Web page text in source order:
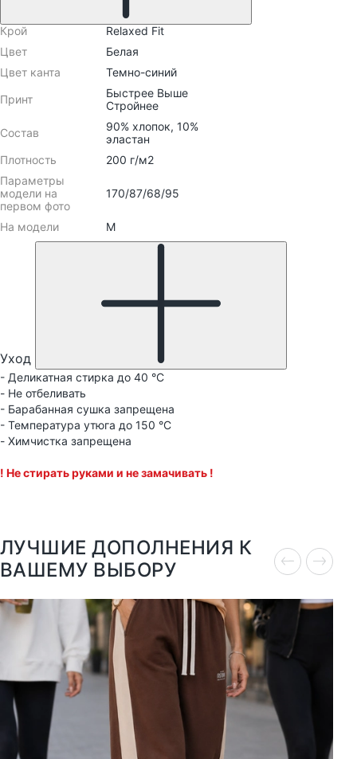
Крой
Relaxed Fit
Цвет
Белая
Цвет канта
Темно-синий
Принт
Быстрее Выше
Стройнее
Состав
90% хлопок, 10%
эластан
Плотность
200 г/м2
Параметры
модели на
первом фото
170/87/68/95
На модели M
Уход
- Деликатная стирка до 40 °C
- Не отбеливать
- Барабанная сушка запрещена
- Температура утюга до 150 °C
- Химчистка запрещена
! Не стирать руками и не замачивать !
ЛУЧШИЕ ДОПОЛНЕНИЯ К
ВАШЕМУ ВЫБОРУ
S-M L-XL XL-XXL